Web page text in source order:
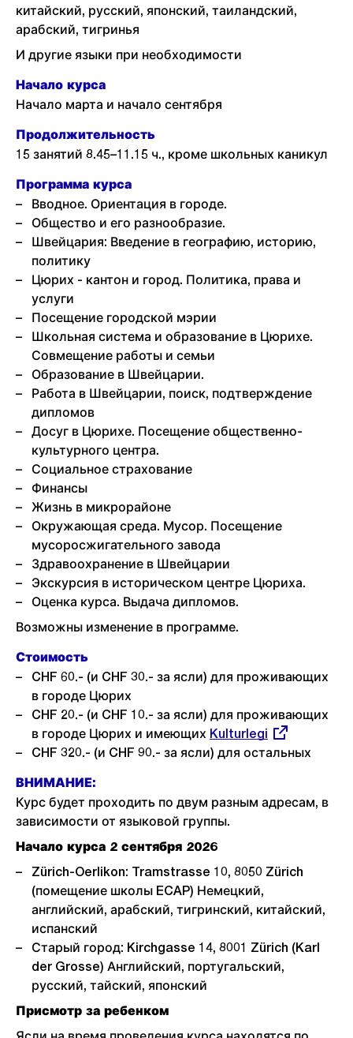
китайский, русский, японский, таиландский,
арабский, тигринья
И другие языки при необходимости
Начало курса
Начало марта и начало сентября
Продолжительность
15 занятий 8.45–11.15 ч., кроме школьных каникул
Программа курса
Вводное. Ориентация в городе.
Общество и его разнообразие.
Швейцария: Введение в географию, историю,
политику
Цюрих - кантон и город. Политика, права и
услуги
Посещение городской мэрии
Школьная система и образование в Цюрихе.
Совмещение работы и семьи
Образование в Швейцарии.
Работа в Швейцарии, поиск, подтверждение
дипломов
Досуг в Цюрихе. Посещение общественно-
культурного центра.
Социальное страхование
Финансы
Жизнь в микрорайоне
Окружающая среда. Мусор. Посещение
мусоросжигательного завода
Здравоохранение в Швейцарии
Экскурсия в историческом центре Цюриха.
Оценка курса. Выдача дипломов.
Возможны изменение в программе.
Стоимость
CHF 60.- (и CHF 30.- за ясли) для проживающих
в городе Цюрих
CHF 20.- (и CHF 10.- за ясли) для проживающих
в городе Цюрих и имеющих Externer
Link:
Kulturlegi
CHF 320.- (и CHF 90.- за ясли) для остальных
ВНИМАНИЕ:
Курс будет проходить по двум разным адресам, в
зависимости от языковой группы.
Начало курса 2 сентября 2026
Zürich-Oerlikon: Tramstrasse 10, 8050 Zürich
(помещение школы ECAP) Немецкий,
английский, арабский, тигринский, китайский,
испанский
Старый город: Kirchgasse 14, 8001 Zürich (Karl
der Grosse) Английский, португальский,
русский, тайский, японский
Присмотр за ребенком